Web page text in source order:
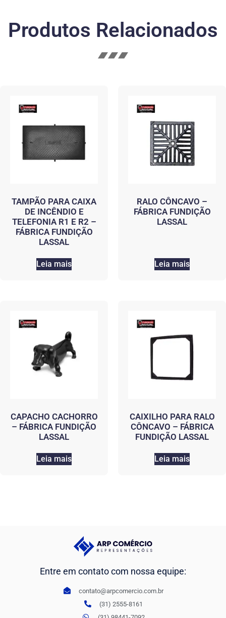
Produtos Relacionados
TAMPÃO PARA CAIXA
DE INCÊNDIO E
TELEFONIA R1 E R2 –
FÁBRICA FUNDIÇÃO
LASSAL
Leia mais
RALO CÔNCAVO –
FÁBRICA FUNDIÇÃO
LASSAL
Leia mais
CAPACHO CACHORRO
– FÁBRICA FUNDIÇÃO
LASSAL
Leia mais
CAIXILHO PARA RALO
CÔNCAVO – FÁBRICA
FUNDIÇÃO LASSAL
Leia mais
Entre em contato com nossa equipe:
contato@arpcomercio.com.br
(31) 2555-8161